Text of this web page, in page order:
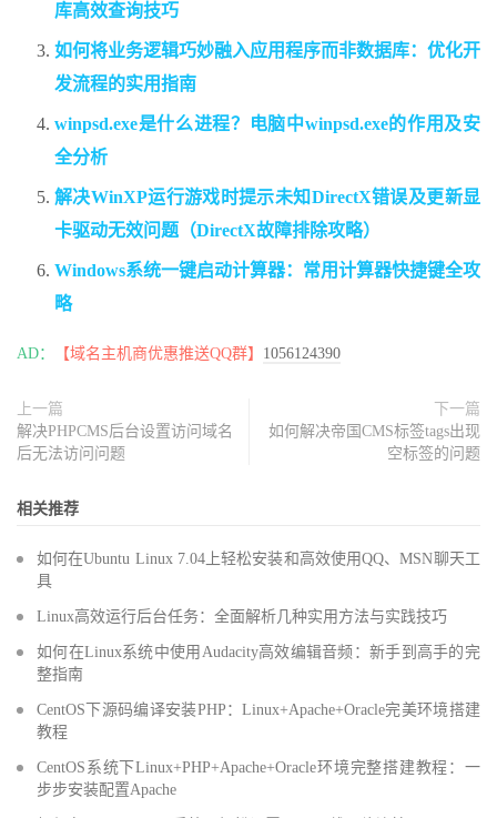
库高效查询技巧
如何将业务逻辑巧妙融入应用程序而非数据库：优化开
发流程的实用指南
winpsd.exe是什么进程？电脑中winpsd.exe的作用及安
全分析
解决WinXP运行游戏时提示未知DirectX错误及更新显
卡驱动无效问题（DirectX故障排除攻略）
Windows系统一键启动计算器：常用计算器快捷键全攻
略
AD： 【域名主机商优惠推送QQ群】 1056124390
上一篇
解决PHPCMS后台设置访问域名
后无法访问问题
下一篇
如何解决帝国CMS标签tags出现
空标签的问题
相关推荐
如何在Ubuntu Linux 7.04上轻松安装和高效使用QQ、MSN聊天工
具
Linux高效运行后台任务：全面解析几种实用方法与实践技巧
如何在Linux系统中使用Audacity高效编辑音频：新手到高手的完
整指南
CentOS下源码编译安装PHP：Linux+Apache+Oracle完美环境搭建
教程
CentOS系统下Linux+PHP+Apache+Oracle环境完整搭建教程：一
步步安装配置Apache